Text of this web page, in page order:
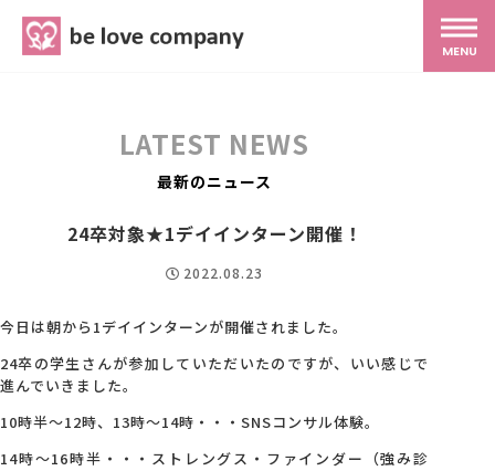
MENU
MG研修
スタッフ紹介
LATEST NEWS
最新のニュース
24卒対象★1デイインターン開催！
2022.08.23
今日は朝から1デイインターンが開催されました。
24卒の学生さんが参加していただいたのですが、いい感じで
進んでいきました。
10時半～12時、13時～14時・・・SNSコンサル体験。
14時～16時半・・・ストレングス・ファインダー（強み診